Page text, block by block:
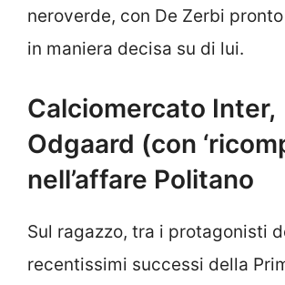
neroverde, con De Zerbi
in maniera decisa su di lui.
Calciomercato Inter,
Odgaard (con
nell’affare Politano
Sul ragazzo, tra i protagonisti
recentissimi successi della